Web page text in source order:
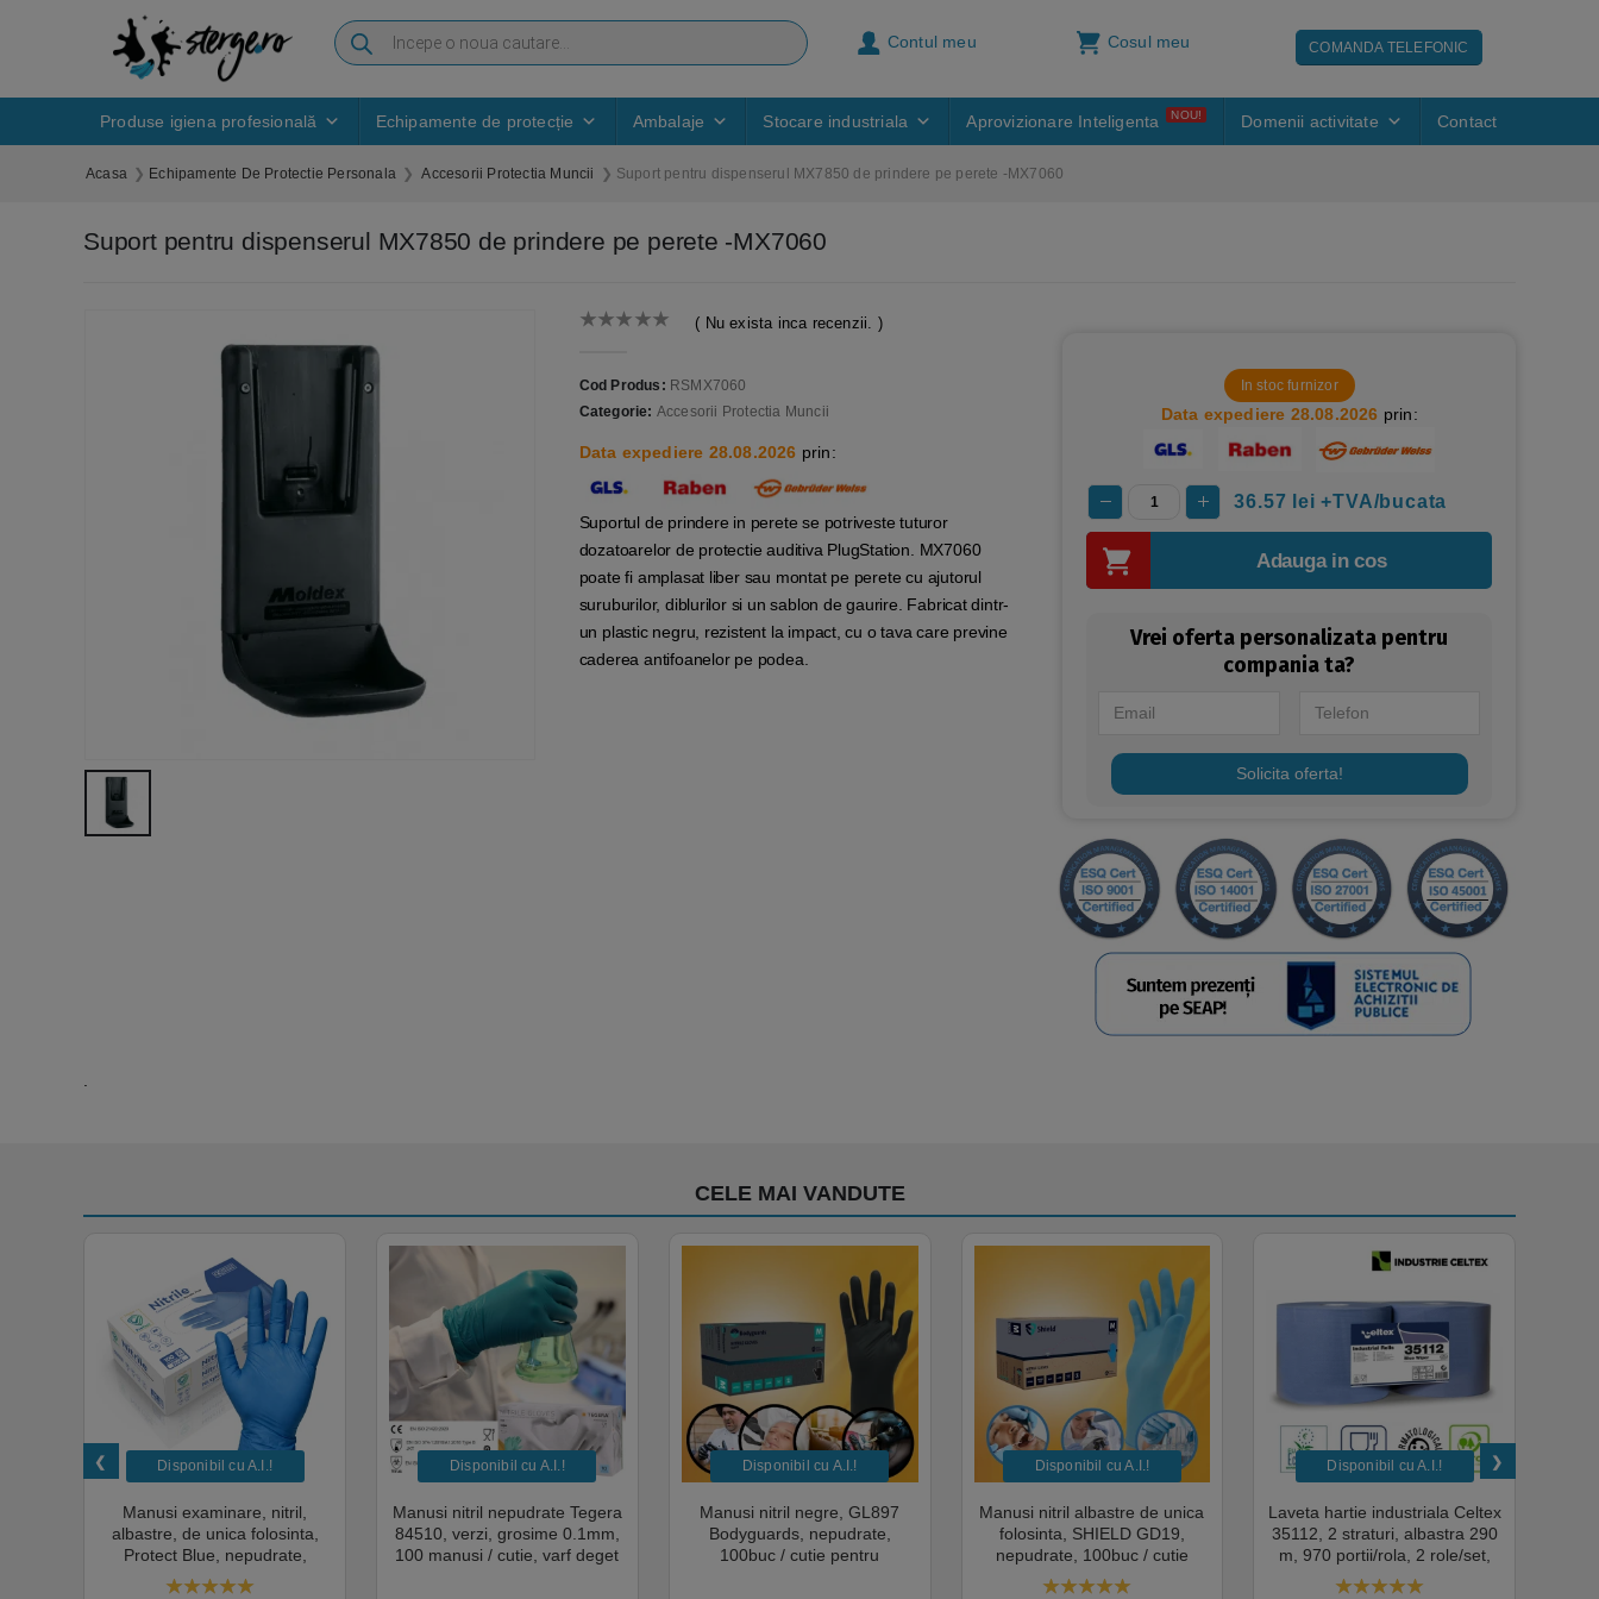
Contul meu Cosul meu COMANDA TELEFONIC
Produse igiena profesională Echipamente de protecție Ambalaje Stocare industriala Aprovizionare Inteligenta NOU! Domenii activitate Contact
Acasa Echipamente De Protectie Personala Accesorii Protectia Muncii Suport pentru dispenserul MX7850 de prindere pe perete -MX7060
Suport pentru dispenserul MX7850 de prindere pe perete -MX7060
( Nu exista inca recenzii. )
Cod Produs: RSMX7060
Categorie: Accesorii Protectia Muncii
Data expediere 28.08.2026 prin:
Suportul de prindere in perete se potriveste tuturor
dozatoarelor de protectie auditiva PlugStation. MX7060
poate fi amplasat liber sau montat pe perete cu ajutorul
suruburilor, diblurilor si un sablon de gaurire. Fabricat dintr-
un plastic negru, rezistent la impact, cu o tava care previne
caderea antifoanelor pe podea.
In stoc furnizor
Data expediere 28.08.2026 prin:
36.57 lei +TVA/bucata
Adauga in cos
Vrei oferta personalizata pentru
compania ta?
Solicita oferta!
CELE MAI VANDUTE
Disponibil cu A.I.​!
Manusi examinare, nitril,
albastre, de unica folosinta,
Protect Blue, nepudrate,
100buc / cutie pentru medical,
Disponibil cu A.I.​!
Manusi nitril nepudrate Tegera
84510, verzi, grosime 0.1mm,
100 manusi / cutie, varf deget
Disponibil cu A.I.​!
Manusi nitril negre, GL897
Bodyguards, nepudrate,
100buc / cutie pentru
Disponibil cu A.I.​!
Manusi nitril albastre de unica
folosinta, SHIELD GD19,
nepudrate, 100buc / cutie
pentru Medical, HoReCa,
Disponibil cu A.I.​!
Laveta hartie industriala Celtex
35112, 2 straturi, albastra 290
m, 970 portii/rola, 2 role/set,
certificata pentru industria